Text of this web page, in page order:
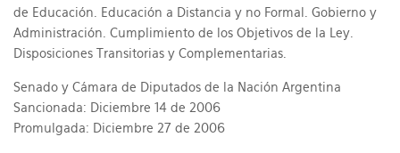
de Educación. Educación a Distancia y no Formal. Gobierno y
Administración. Cumplimiento de los Objetivos de la Ley.
Disposiciones Transitorias y Complementarias.
Senado y Cámara de Diputados de la Nación Argentina
Sancionada: Diciembre 14 de 2006
Promulgada: Diciembre 27 de 2006